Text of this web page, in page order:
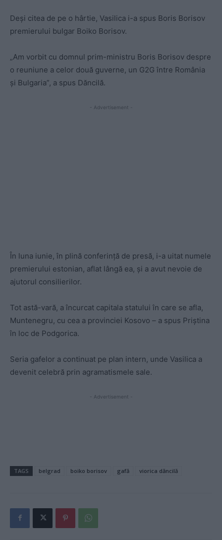
Deşi citea de pe o hârtie, Vasilica i-a spus Boris Borisov
premierului bulgar Boiko Borisov.
„Am vorbit cu domnul prim-ministru Boris Borisov despre
o reuniune a celor două guverne, un G2G între România
și Bulgaria”, a spus Dăncilă.
- Advertisement -
În luna iunie, în plină conferinţă de presă, i-a uitat numele
premierului estonian, aflat lângă ea, şi a avut nevoie de
ajutorul consilierilor.
Tot astă-vară, a încurcat capitala statului în care se afla,
Muntenegru, cu cea a provinciei Kosovo – a spus Priştina
în loc de Podgorica.
Seria gafelor a continuat pe plan intern, unde Vasilica a
devenit celebră prin agramatismele sale.
- Advertisement -
TAGS belgrad boiko borisov gafă viorica dăncilă